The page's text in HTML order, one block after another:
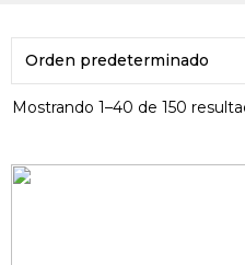
Mostrando 1–40 de 150